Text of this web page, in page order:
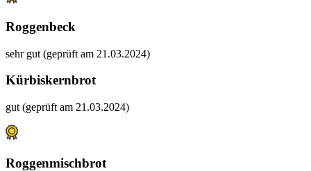
Roggenbeck
sehr gut (geprüft am 21.03.2024)
Kürbiskernbrot
gut (geprüft am 21.03.2024)
Roggenmischbrot